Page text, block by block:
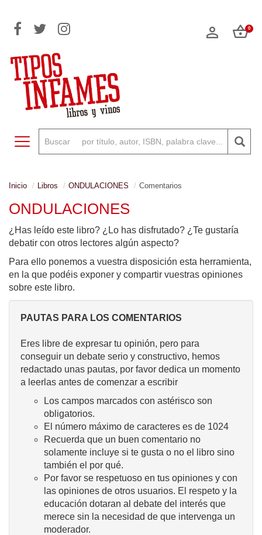
0
Toggle navigation
Inicio Libros ONDULACIONES Comentarios
ONDULACIONES
¿Has leído este libro? ¿Lo has disfrutado? ¿Te gustaría
debatir con otros lectores algún aspecto?
Para ello ponemos a vuestra disposición esta herramienta,
en la que podéis exponer y compartir vuestras opiniones
sobre este libro.
PAUTAS PARA LOS COMENTARIOS
Eres libre de expresar tu opinión, pero para
conseguir un debate serio y constructivo, hemos
redactado unas pautas, por favor dedica un momento
a leerlas antes de comenzar a escribir
Los campos marcados con astérisco son
obligatorios.
El número máximo de caracteres es de 1024
Recuerda que un buen comentario no
solamente incluye si te gusta o no el libro sino
también el por qué.
Por favor se respetuoso en tus opiniones y con
las opiniones de otros usuarios. El respeto y la
educación dotaran al debate del interés que
merece sin la necesidad de que intervenga un
moderador.